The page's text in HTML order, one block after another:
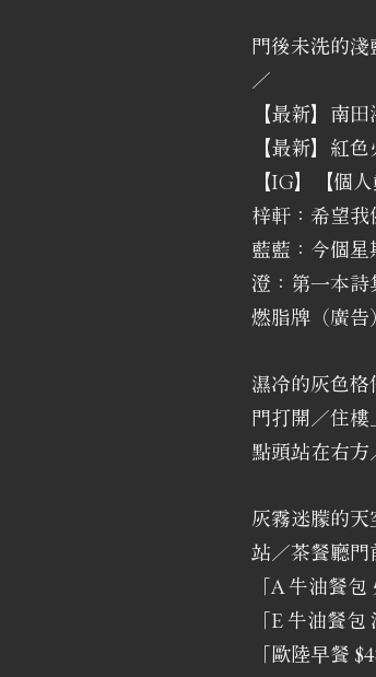
門後未洗的淺
／
【最新】南
【最新】紅
【IG】【個人
梓軒：希望
藍藍：今個星
澄：第一本詩
燃脂牌（廣
濕冷的灰色
門打開／住
點頭站在右方
灰霧迷朦的
站／茶餐廳門
「A 牛油餐
「E 牛油餐
「歐陸早餐